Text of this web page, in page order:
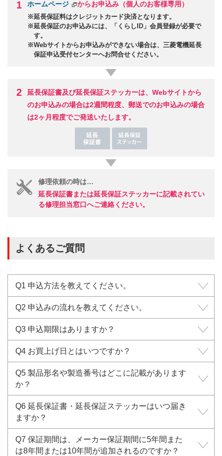
1 ホームページ からお申込み（個人のお客様専用）
※延長保証料はクレジットカード決済となります。
※延長保証のお申込みには、「くらしID」会員登録が必要で
す。
※Webサイトからお申込みができない場合は、三菱電機延長
保証申込受付センターへお問合せください。
2
延長保証書及び延長保証ステッカーは、Webサイトから
のお申込みの場合は2週間程度、郵送でのお申込みの場合
は2ヶ月程度でご発送いたします。
修理依頼の時は…
延長保証書または延長保証ステッカーに記載されてい
る修理担当窓口へご連絡ください。
よくあるご質問
Q1 申込方法を教えてください。
Q2 申込みの流れを教えてください。
Q3 申込期限はありますか？
Q4 お買上げ日とはいつですか？
Q5 製品形名や製造番号はどこに記載があります
か？
Q6 延長保証書・延長保証ステッカーはいつ届き
ますか？
Q7 保証期間は、メーカー保証期間に5年間また
は8年間または10年間が追加されるのですか？